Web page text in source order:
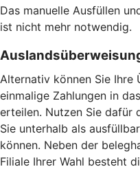
Das manuelle Ausfüllen
ist nicht mehr notwendig.
Alternativ können Sie
einmalige Zahlungen in
erteilen. Nutzen Sie dafür
Sie unterhalb als
können. Neben der
Filiale Ihrer Wahl besteht